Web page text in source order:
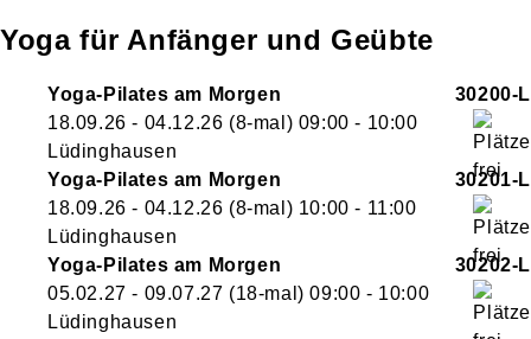
Yoga für Anfänger und Geübte
Yoga-Pilates am Morgen
30200-L
18.09.26 - 04.12.26 (8-mal) 09:00 - 10:00
Lüdinghausen
Yoga-Pilates am Morgen
30201-L
18.09.26 - 04.12.26 (8-mal) 10:00 - 11:00
Lüdinghausen
Yoga-Pilates am Morgen
30202-L
05.02.27 - 09.07.27 (18-mal)09:00 - 10:00
Lüdinghausen